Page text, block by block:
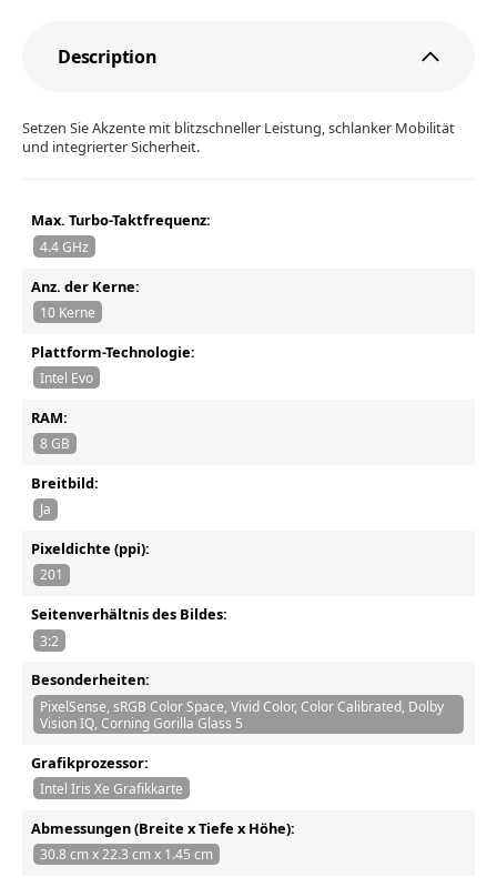
Description
Setzen Sie Akzente mit blitzschneller Leistung, schlanker Mobilität
und integrierter Sicherheit.
Max. Turbo-Taktfrequenz:
4.4 GHz
Anz. der Kerne:
10 Kerne
Plattform-Technologie:
Intel Evo
RAM:
8 GB
Breitbild:
Ja
Pixeldichte (ppi):
201
Seitenverhältnis des Bildes:
3:2
Besonderheiten:
PixelSense, sRGB Color Space, Vivid Color, Color Calibrated, Dolby
Vision IQ, Corning Gorilla Glass 5
Grafikprozessor:
Intel Iris Xe Grafikkarte
Abmessungen (Breite x Tiefe x Höhe):
30.8 cm x 22.3 cm x 1.45 cm